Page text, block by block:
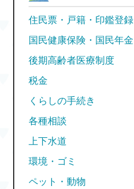
住民票・戸籍・印鑑登録
国民健康保険・国民年金
後期高齢者医療制度
税金
くらしの手続き
各種相談
上下水道
環境・ゴミ
ペット・動物